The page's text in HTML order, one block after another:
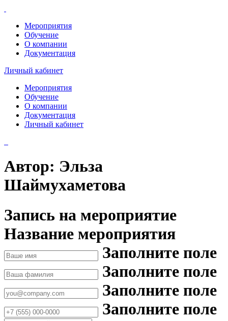
Мероприятия
Обучение
О компании
Документация
Личный кабинет
Мероприятия
Обучение
О компании
Документация
Личный кабинет
Автор: Эльза
Шаймухаметова
Запись на мероприятие
Название мероприятия
Заполните поле
Заполните поле
Заполните поле
Заполните поле